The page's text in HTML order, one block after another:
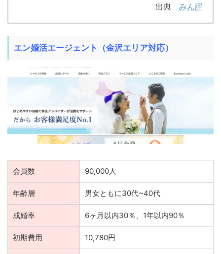
出典 みん評
エン婚活エージェント（金沢エリア対応）
会員数 90,000人
年齢層 男女ともに30代~40代
成婚率 6ヶ月以内30％、1年以内90％
初期費用 10,780円